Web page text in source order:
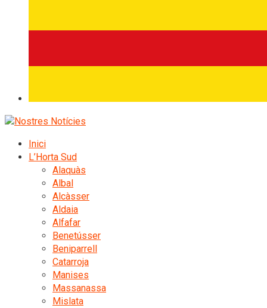
Inici
L’Horta Sud
Alaquàs
Albal
Alcàsser
Aldaia
Alfafar
Benetússer
Beniparrell
Catarroja
Manises
Massanassa
Mislata